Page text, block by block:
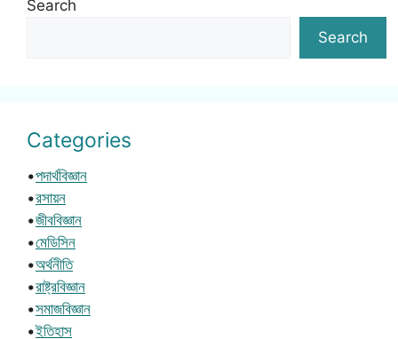
Search
Search
Categories
•পদার্থবিজ্ঞান
•রসায়ন
•জীববিজ্ঞান
•মেডিসিন
•অর্থনীতি
•রাষ্ট্রবিজ্ঞান
•সমাজবিজ্ঞান
•ইতিহাস